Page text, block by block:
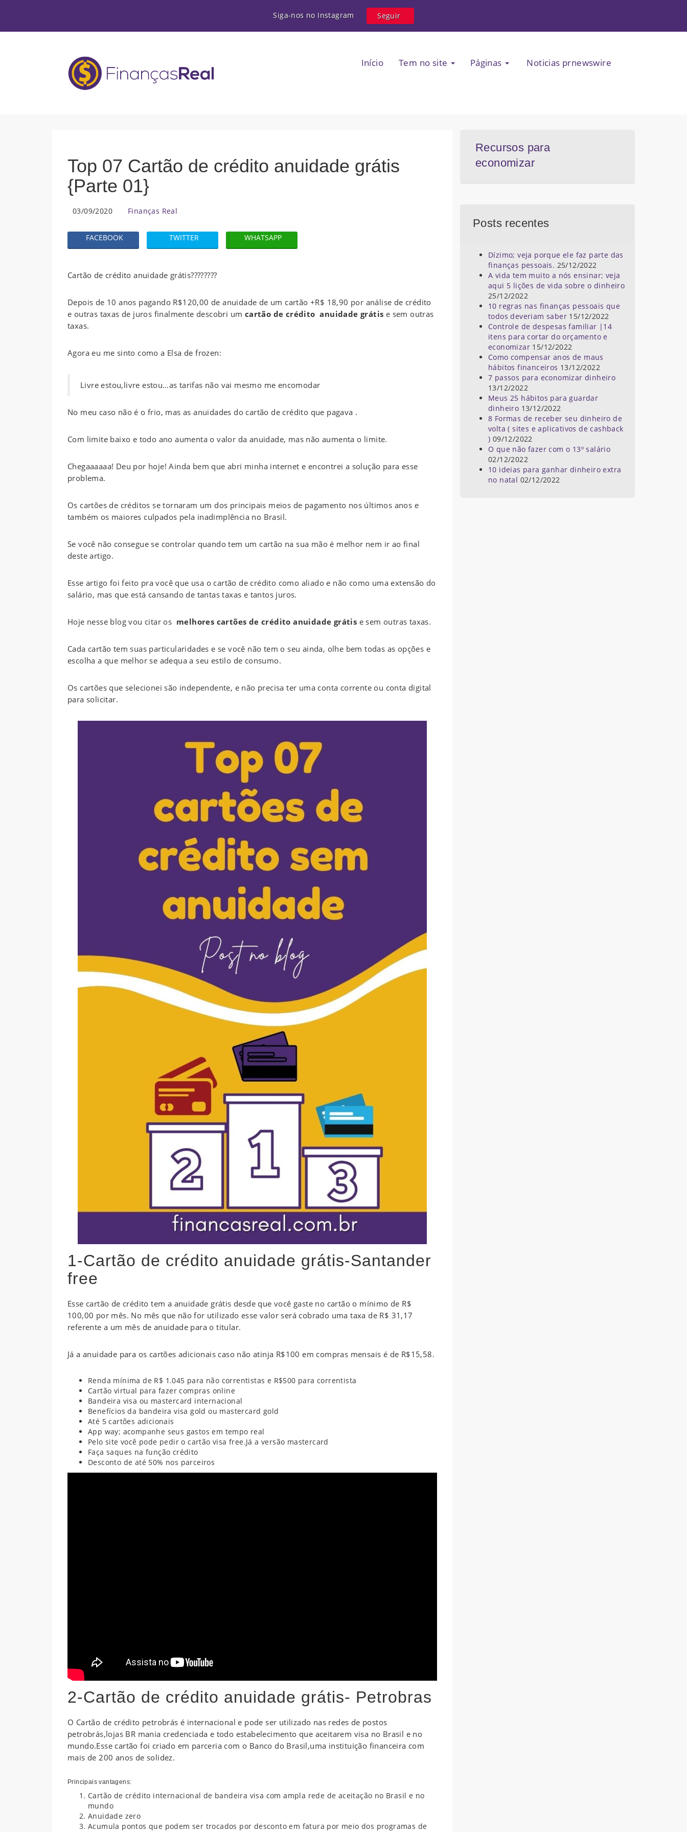
Siga-nos no Instagram Seguir
Início Tem no site Páginas Noticias prnewswire
Top 07 Cartão de crédito anuidade grátis
{Parte 01}
03/09/2020 Finanças Real
FACEBOOK TWITTER WHATSAPP
Cartão de crédito anuidade grátis????????
Depois de 10 anos pagando R$120,00 de anuidade de um cartão +R$ 18,90 por análise de crédito
e outras taxas de juros finalmente descobri um cartão de crédito anuidade grátis e sem outras
taxas.
Agora eu me sinto como a Elsa de frozen:
Livre estou,livre estou…as tarifas não vai mesmo me encomodar
No meu caso não é o frio, mas as anuidades do cartão de crédito que pagava .
Com limite baixo e todo ano aumenta o valor da anuidade, mas não aumenta o limite.
Chegaaaaaa! Deu por hoje! Ainda bem que abri minha internet e encontrei a solução para esse
problema.
Os cartões de créditos se tornaram um dos principais meios de pagamento nos últimos anos e
também os maiores culpados pela inadimplência no Brasil.
Se você não consegue se controlar quando tem um cartão na sua mão é melhor nem ir ao final
deste artigo.
Esse artigo foi feito pra você que usa o cartão de crédito como aliado e não como uma extensão do
salário, mas que está cansando de tantas taxas e tantos juros.
Hoje nesse blog vou citar os melhores cartões de crédito anuidade grátis e sem outras taxas.
Cada cartão tem suas particularidades e se você não tem o seu ainda, olhe bem todas as opções e
escolha a que melhor se adequa a seu estilo de consumo.
Os cartões que selecionei são independente, e não precisa ter uma conta corrente ou conta digital
para solicitar.
1-Cartão de crédito anuidade grátis-Santander
free
Esse cartão de crédito tem a anuidade grátis desde que você gaste no cartão o mínimo de R$
100,00 por mês. No mês que não for utilizado esse valor será cobrado uma taxa de R$ 31,17
referente a um mês de anuidade para o titular.
Já a anuidade para os cartões adicionais caso não atinja R$100 em compras mensais é de R$15,58.
Renda mínima de R$ 1.045 para não correntistas e R$500 para correntista
Cartão virtual para fazer compras online
Bandeira visa ou mastercard internacional
Benefícios da bandeira visa gold ou mastercard gold
Até 5 cartões adicionais
App way; acompanhe seus gastos em tempo real
Pelo site você pode pedir o cartão visa free.Já a versão mastercard
Faça saques na função crédito
Desconto de até 50% nos parceiros
2-Cartão de crédito anuidade grátis- Petrobras
O Cartão de crédito petrobrás é internacional e pode ser utilizado nas redes de postos
petrobrás,lojas BR mania credenciada e todo estabelecimento que aceitarem visa no Brasil e no
mundo.Esse cartão foi criado em parceria com o Banco do Brasil,uma instituição financeira com
mais de 200 anos de solidez.
Principais vantagens:
Cartão de crédito internacional de bandeira visa com ampla rede de aceitação no Brasil e no
mundo
Anuidade zero
Acumula pontos que podem ser trocados por desconto em fatura por meio dos programas de
Recursos para
economizar
Posts recentes
Dízimo; veja porque ele faz parte das
finanças pessoais. 25/12/2022
A vida tem muito a nós ensinar; veja
aqui 5 lições de vida sobre o dinheiro
25/12/2022
10 regras nas finanças pessoais que
todos deveriam saber 15/12/2022
Controle de despesas familiar |14
itens para cortar do orçamento e
economizar 15/12/2022
Como compensar anos de maus
hábitos financeiros 13/12/2022
7 passos para economizar dinheiro
13/12/2022
Meus 25 hábitos para guardar
dinheiro 13/12/2022
8 Formas de receber seu dinheiro de
volta ( sites e aplicativos de cashback
) 09/12/2022
O que não fazer com o 13º salário
02/12/2022
10 ideias para ganhar dinheiro extra
no natal 02/12/2022